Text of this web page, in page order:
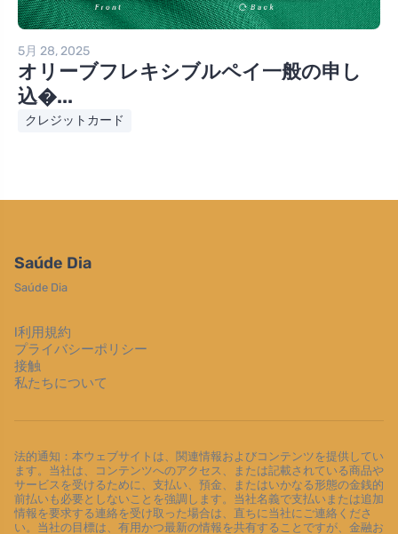
5月 28, 2025
オリーブフレキシブルペイ一般の申し
込�...
クレジットカード
Saúde Dia
Saúde Dia
l利用規約
プライバシーポリシー
接触
私たちについて
法的通知：本ウェブサイトは、関連情報およびコンテンツを提供してい
ます。当社は、コンテンツへのアクセス、または記載されている商品や
サービスを受けるために、支払い、預金、またはいかなる形態の金銭的
前払いも必要としないことを強調します。当社名義で支払いまたは追加
情報を要求する連絡を受け取った場合は、直ちに当社にご連絡くださ
い。当社の目標は、有用かつ最新の情報を共有することですが、金融お